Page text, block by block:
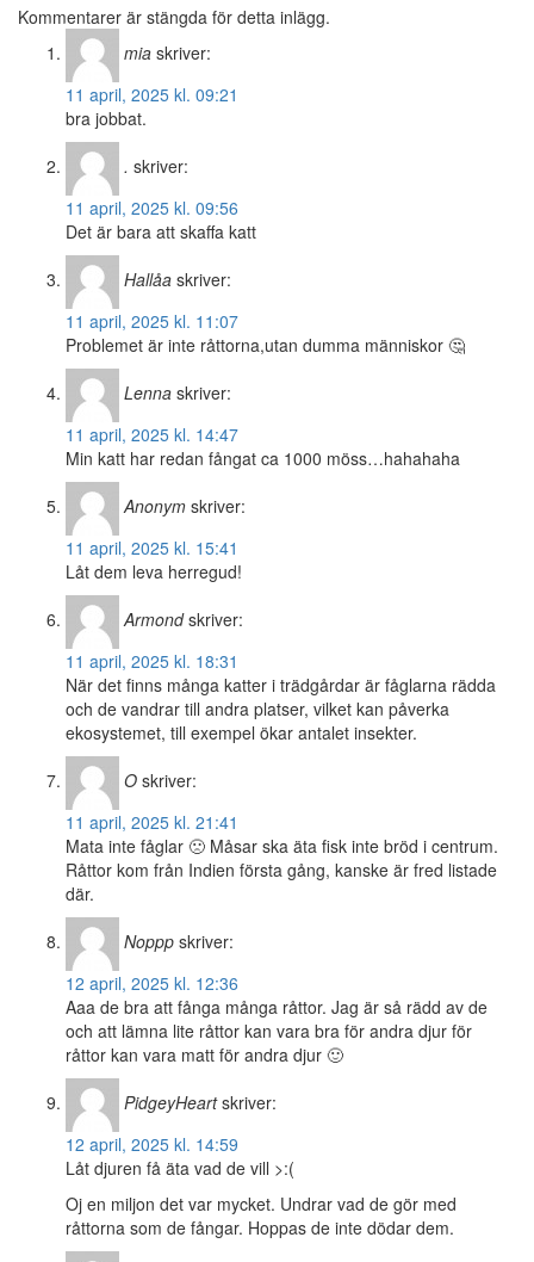
Kommentarer är stängda för detta inlägg.
mia skriver:
11 april, 2025 kl. 09:21
bra jobbat.
. skriver:
11 april, 2025 kl. 09:56
Det är bara att skaffa katt
Hallåa skriver:
11 april, 2025 kl. 11:07
Problemet är inte råttorna,utan dumma människor 🤔
Lenna skriver:
11 april, 2025 kl. 14:47
Min katt har redan fångat ca 1000 möss…hahahaha
Anonym skriver:
11 april, 2025 kl. 15:41
Låt dem leva herregud!
Armond skriver:
11 april, 2025 kl. 18:31
När det finns många katter i trädgårdar är fåglarna rädda
och de vandrar till andra platser, vilket kan påverka
ekosystemet, till exempel ökar antalet insekter.
O skriver:
11 april, 2025 kl. 21:41
Mata inte fåglar 🙁 Måsar ska äta fisk inte bröd i centrum.
Råttor kom från Indien första gång, kanske är fred listade
där.
Noppp skriver:
12 april, 2025 kl. 12:36
Aaa de bra att fånga många råttor. Jag är så rädd av de
och att lämna lite råttor kan vara bra för andra djur för
råttor kan vara matt för andra djur 🙂
PidgeyHeart skriver:
12 april, 2025 kl. 14:59
Låt djuren få äta vad de vill >:(
Oj en miljon det var mycket. Undrar vad de gör med
råttorna som de fångar. Hoppas de inte dödar dem.